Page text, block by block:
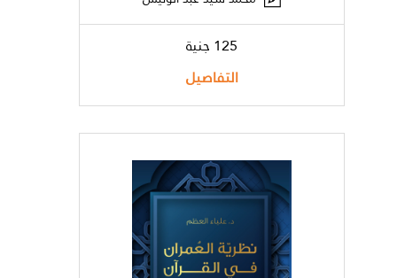
125 جنية
التفاصيل